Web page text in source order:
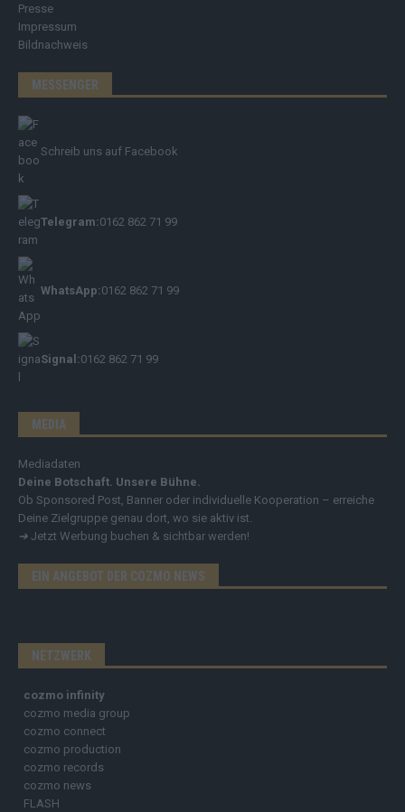
Presse
Impressum
Bildnachweis
MESSENGER
Schreib uns auf Facebook
Telegram:0162 862 71 99
WhatsApp:0162 862 71 99
Signal:0162 862 71 99
MEDIA
Mediadaten
Deine Botschaft. Unsere Bühne.
Ob Sponsored Post, Banner oder individuelle Kooperation – erreiche
Deine Zielgruppe genau dort, wo sie aktiv ist.
➔ Jetzt Werbung buchen & sichtbar werden!
EIN ANGEBOT DER COZMO NEWS
NETZWERK
cozmo infinity
cozmo media group
cozmo connect
cozmo production
cozmo records
cozmo news
FLASH